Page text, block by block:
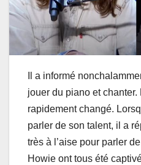
Il a informé
jouer du piano et chanter.
rapidement changé.
parler de son talent, il a
très à l’aise pour parler
Howie ont tous été